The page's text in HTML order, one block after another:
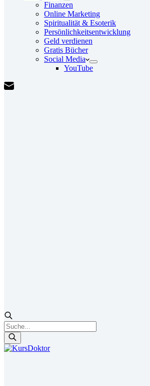
Finanzen
Online Marketing
Spiritualität & Esoterik
Persönlichkeitsentwicklung
Geld verdienen
Gratis Bücher
Social Media
YouTube
Products
search